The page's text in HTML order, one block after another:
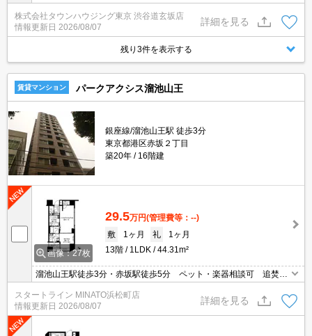
株式会社タウンハウジング東京 渋谷道玄坂店
情報更新日 2026/08/07
詳細を見る
残り3件を表示する
賃貸マンション パークアクシス溜池山王
銀座線/溜池山王駅 徒歩3分
東京都港区赤坂２丁目
築20年
16階建
画像：27枚
29.5万円(管理費等：--)
敷
1ヶ月 礼
1ヶ月
13階
1LDK 44.31m²
溜池山王駅徒歩3分・赤坂駅徒歩5分 ペット・楽器相談可 追焚
床暖房 宅配BOX オートロック
スタートライン MINATO浜松町店
情報更新日 2026/08/07
詳細を見る